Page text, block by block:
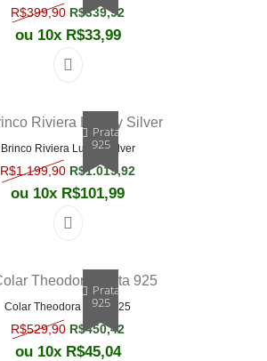
R$399,90 O preço original era: R$399,90.
R$339,92
ou 10x R$33,99
Prata
925
Brinco Riviera Luxury Silver
R$1.199,90 O preço original era: R$1.199,90.
R$1.019,92
ou 10x R$101,99
Prata
925
Colar Theodora Prata 925
R$529,90 O preço original era: R$529,90.
R$450,42
ou 10x R$45,04